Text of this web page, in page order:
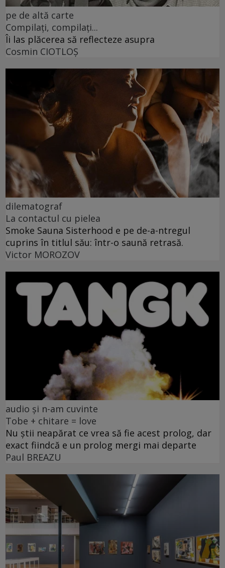
pe de altă carte
Compilați, compilați...
Îi las plăcerea să reflecteze asupra
Cosmin CIOTLOŞ
dilematograf
La contactul cu pielea
Smoke Sauna Sisterhood e pe de-a-ntregul
cuprins în titlul său: într-o saună retrasă.
Victor MOROZOV
audio și n-am cuvinte
Tobe + chitare = love
Nu știi neapărat ce vrea să fie acest prolog, dar
exact fiindcă e un prolog mergi mai departe
Paul BREAZU